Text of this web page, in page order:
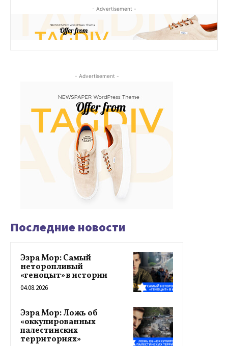
- Advertisement -
- Advertisement -
Последние новости
Эзра Мор: Самый
неторопливый
«геноцыт» в истории
04.08.2026
Эзра Мор: Ложь об
«оккупированных
палестинских
территориях»